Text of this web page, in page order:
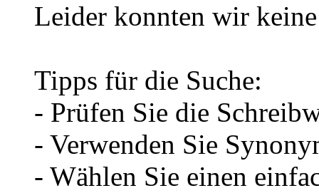
Leider konnten wir
Tipps für die Suche:
- Prüfen Sie die
- Verwenden Sie
- Wählen Sie einen